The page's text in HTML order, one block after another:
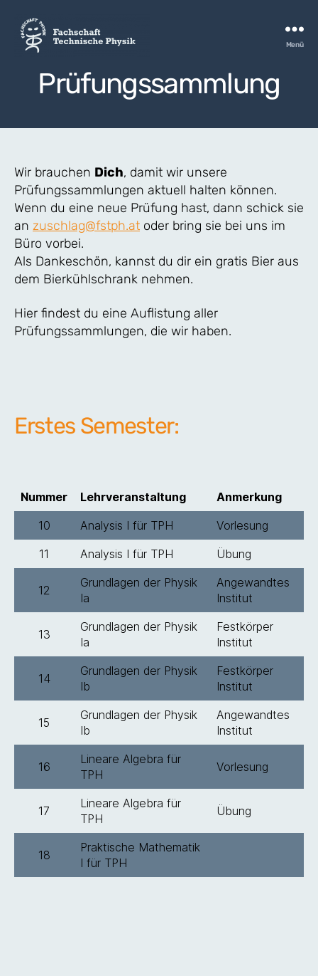
Menü
Prüfungssammlung
Wir brauchen Dich, damit wir unsere
Prüfungssammlungen aktuell halten können.
Wenn du eine neue Prüfung hast, dann schick sie
an zuschlag@fstph.at oder bring sie bei uns im
Büro vorbei.
Als Dankeschön, kannst du dir ein gratis Bier aus
dem Bierkühlschrank nehmen.
Hier findest du eine Auflistung aller
Prüfungssammlungen, die wir haben.
Erstes Semester:
Nummer Lehrveranstaltung
Anmerkung
10
Analysis I für TPH
Vorlesung
11
Analysis I für TPH Übung
12
Grundlagen der Physik
Ia
Angewandtes
Institut
13
Grundlagen der Physik
Ia
Festkörper
Institut
14
Grundlagen der Physik
Ib
Festkörper
Institut
15
Grundlagen der Physik
Ib
Angewandtes
Institut
16
Lineare Algebra für
TPH
Vorlesung
17
Lineare Algebra für
TPH
Übung
18
Praktische Mathematik
I für TPH